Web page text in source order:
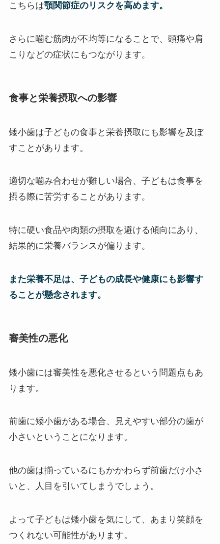
こちらは顎関節症のリスクを高めます。
さらに噛む筋肉が不均等になることで、頭痛や肩
こりなどの症状にもつながります。
食事と栄養摂取への影響
矮小歯は子どもの食事と栄養摂取にも影響を及ぼ
すことがあります。
適切な噛み合わせが難しい場合、子どもは食事を
摂る際に苦労することがあります。
特に硬い食品や肉類の摂取を避ける傾向にあり、
結果的に栄養バランスが偏ります。
また栄養不足は、子どもの成長や健康にも影響す
ることが懸念されます。
審美性の悪化
矮小歯には審美性を悪化させるという問題点もあ
ります。
前歯に矮小歯がある場合、見えやすい部分の歯が
小さいということになります。
他の歯は揃っているにもかかわらず前歯だけ小さ
いと、人目を引いてしまうでしょう。
よって子どもは矮小歯を気にして、あまり笑顔を
つくれない可能性があります。